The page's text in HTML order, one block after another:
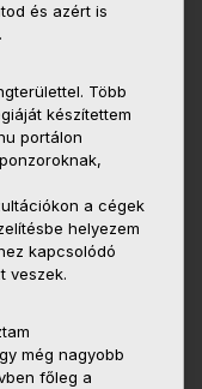
és azért is
Több
készítettem
portálon
a cégek
helyezem
kapcsolódó
veszek.
még nagyobb
főleg a